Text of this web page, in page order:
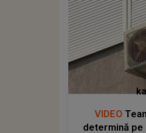
VIDEO
determină pe